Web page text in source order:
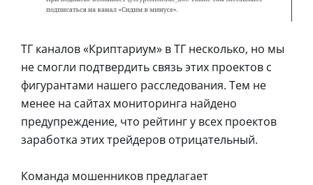
ТГ каналов «Криптариум» в ТГ несколько, но мы
не смогли подтвердить связь этих проектов с
фигурантами нашего расследования. Тем не
менее на сайтах мониторинга найдено
предупреждение, что рейтинг у всех проектов
заработка этих трейдеров отрицательный.
Команда мошенников предлагает